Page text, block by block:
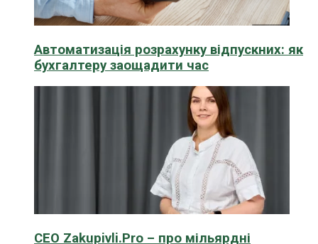
Автоматизація розрахунку відпускних: як
бухгалтеру заощадити час
CEO Zakupivli.Pro – про мільярдні